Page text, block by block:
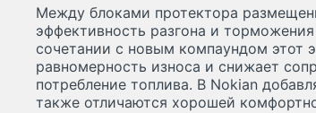
Между блоками протектора
эффективность разгона и
сочетании с новым компаундом этот
равномерность износа и снижает
потребление топлива. В Nokian
также отличаются хорошей